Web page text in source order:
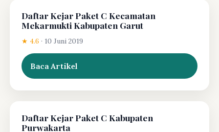
Daftar Kejar Paket C Kecamatan
Mekarmukti Kabupaten Garut
★ 4.6 · 10 Juni 2019
Baca Artikel
Daftar Kejar Paket C Kabupaten
Purwakarta